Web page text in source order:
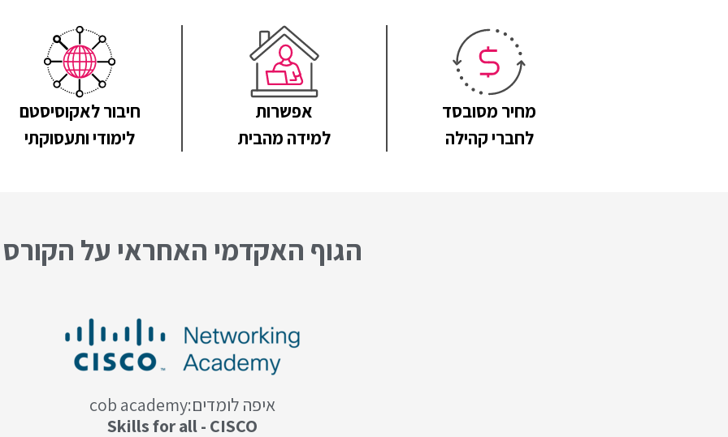
מחיר מסובסד
לחברי קהילה
אפשרות
למידה מהבית
חיבור לאקוסיסטם
לימודי ותעסוקתי
הגוף האקדמי האחראי על הקורס
איפה לומדים:cob academy
Skills for all - CISCO